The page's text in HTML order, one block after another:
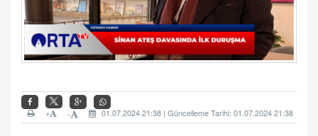
01.07.2024 21:38 | Güncelleme Tarihi: 01.07.2024 21:38
-
+